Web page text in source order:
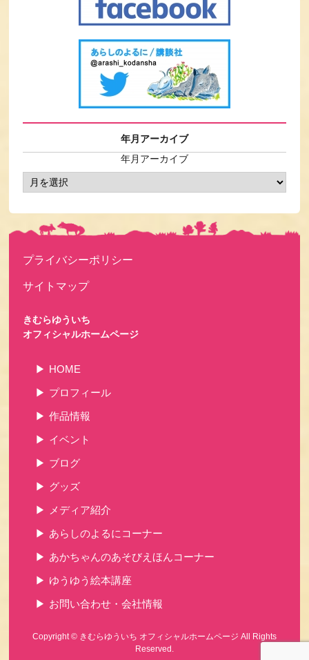
年月アーカイブ
年月アーカイブ
プライバシーポリシー
サイトマップ
きむらゆういち
オフィシャルホームページ
HOME
プロフィール
作品情報
イベント
ブログ
グッズ
メディア紹介
あらしのよるにコーナー
あかちゃんのあそびえほんコーナー
ゆうゆう絵本講座
お問い合わせ・会社情報
Copyright © きむらゆういち オフィシャルホームページ All Rights
Reserved.